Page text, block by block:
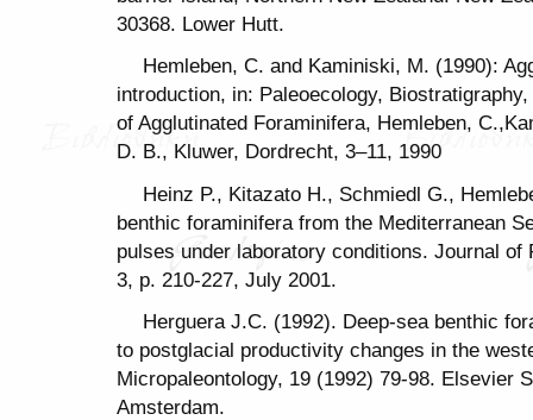
30368. Lower Hutt.
Hemleben, C. and Kaminiski, M. (1990):
introduction, in: Paleoecology,
of Agglutinated Foraminifera, Hemleben,
D. B., Kluwer, Dordrecht, 3–11, 1990
Heinz P., Kitazato H., Schmiedl G.,
benthic foraminifera from the Mediterranean
pulses under laboratory conditions. Journal
3, p. 210-227, July 2001.
Herguera J.C. (1992). Deep-sea benthic
to postglacial productivity changes in the
Micropaleontology, 19 (1992) 79-98. Elsevier
Amsterdam.